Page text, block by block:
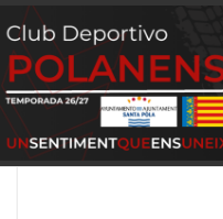
Saltar
al
contenido
SANTA POLA